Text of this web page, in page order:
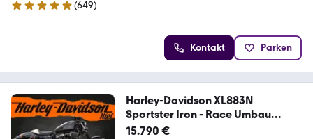
4.8 Sterne
(649)
Kontakt Parken
Harley-Davidson XL883N
Sportster Iron - Race Umbau
1200ccm - J&H
15.790 €